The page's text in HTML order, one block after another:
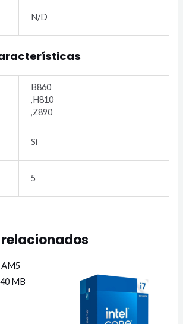
N/D
B860
,H810
,Z890
Sí
5